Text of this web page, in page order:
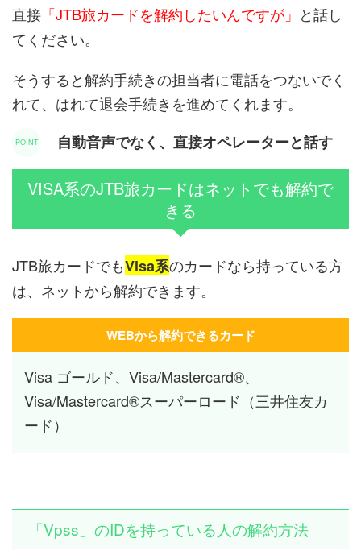
直接 「JTB旅カードを解約したいんですが」 と話し
てください。
そうすると解約手続きの担当者に電話をつないでく
れて、はれて退会手続きを進めてくれます。
自動音声でなく、直接オペレーターと話す
VISA系のJTB旅カードはネットでも解約で
きる
JTB旅カードでもVisa系のカードなら持っている方
は、ネットから解約できます。
WEBから解約できるカード
Visa ゴールド、Visa/Mastercard®、
Visa/Mastercard®スーパーロード（三井住友カ
ード）
「Vpss」のIDを持っている人の解約方法